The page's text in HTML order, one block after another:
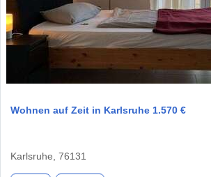
Wohnen auf Zeit in Karlsruhe 1.570 €
Karlsruhe, 76131